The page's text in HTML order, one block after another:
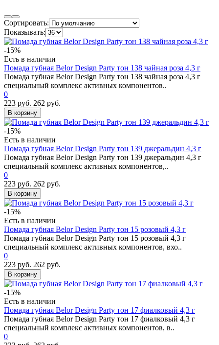
Сортировать:
Показывать:
-15%
Есть в наличии
Помада губная Belor Design Party тон 138 чайная роза 4,3 г
Помада губная Belor Design Party тон 138 чайная роза 4,3 г
специальный комплекс активных компонентов..
0
223 руб. 262 руб.
В корзину
-15%
Есть в наличии
Помада губная Belor Design Party тон 139 джеральдин 4,3 г
Помада губная Belor Design Party тон 139 джеральдин 4,3 г
специальный комплекс активных компонентов,..
0
223 руб. 262 руб.
В корзину
-15%
Есть в наличии
Помада губная Belor Design Party тон 15 розовый 4,3 г
Помада губная Belor Design Party тон 15 розовый 4,3 г
специальный комплекс активных компонентов, вхо..
0
223 руб. 262 руб.
В корзину
-15%
Есть в наличии
Помада губная Belor Design Party тон 17 фиалковый 4,3 г
Помада губная Belor Design Party тон 17 фиалковый 4,3 г
специальный комплекс активных компонентов, в..
0